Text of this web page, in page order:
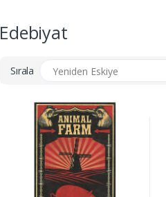
Edebiyat
Sırala Yeniden Eskiye